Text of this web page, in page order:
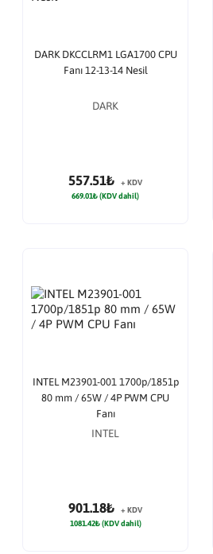
DARK DKCCLRM1 LGA1700 CPU
Fanı 12-13-14 Nesil
DARK
557.51₺
+ KDV
669.01₺ (KDV dahil)
INTEL M23901-001 1700p/1851p
80 mm / 65W / 4P PWM CPU
Fanı
INTEL
901.18₺
+ KDV
1081.42₺ (KDV dahil)